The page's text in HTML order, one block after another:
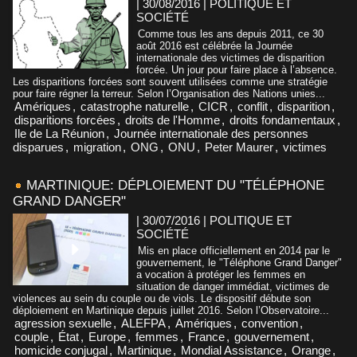
| 30/08/2016
POLITIQUE ET
SOCIÉTÉ
Comme tous les ans depuis 2011, ce 30
août 2016 est célébrée la Journée
internationale des victimes de disparition
forcée. Un jour pour faire place à l’absence.
Les disparitions forcées sont souvent utilisées comme une stratégie
pour faire régner la terreur. Selon l’Organisation des Nations unies...
Amériques , catastrophe naturelle, CICR , conflit, disparition,
disparitions forcées , droits de l'Homme, droits fondamentaux ,
Ile de La Réunion, Journée internationale des personnes
disparues , migration, ONG , ONU , Peter Maurer, victimes
MARTINIQUE: DÉPLOIEMENT DU "TÉLÉPHONE
GRAND DANGER"
| 30/07/2016 | POLITIQUE ET
SOCIÉTÉ
Mis en place officiellement en 2014 par le
gouvernement, le "Téléphone Grand Danger"
a vocation à protéger les femmes en
situation de danger immédiat, victimes de
violences au sein du couple ou de viols. Le dispositif débute son
déploiement en Martinique depuis juillet 2016. Selon l’Observatoire...
agression sexuelle, ALEFPA, Amériques , convention,
couple, État, Europe, femmes , France, gouvernement,
homicide conjugal, Martinique, Mondial Assistance, Orange,